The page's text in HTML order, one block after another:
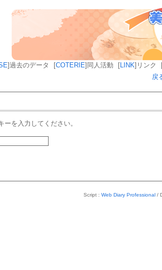
]過去のデータ [COTERIE] 同人活動 [LINK] リンク
戻
を入力してください。
Script : Web Diary Professional /